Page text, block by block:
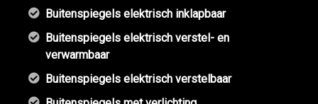
Buitenspiegels elektrisch inklapbaar
Buitenspiegels elektrisch verstel- en
verwarmbaar
Buitenspiegels elektrisch verstelbaar